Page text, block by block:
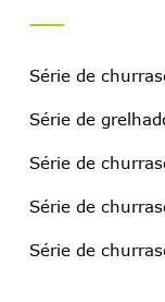
Série de
Série de
Série de
Série de
Série de